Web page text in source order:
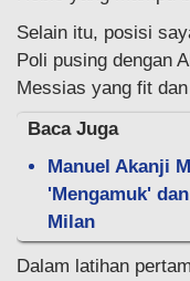
Selain itu, posisi
Poli pusing dengan
Messias yang fit
Baca Juga
Manuel Akanji
'Mengamuk'
Milan
Dalam latihan